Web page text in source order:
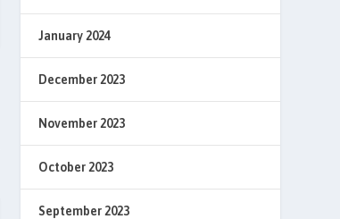
January 2024
December 2023
November 2023
October 2023
September 2023